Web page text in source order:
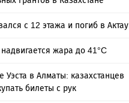
с 12 этажа и погиб в Актау
жара до 41°C
Уэста в Алматы: казахстанцев
билеты с рук